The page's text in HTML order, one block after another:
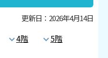
更新日：2026年4月14日
4階
5階